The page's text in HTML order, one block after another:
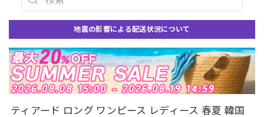
地震の影響による配送状況について
ティアード ロング ワンピース レディース 春夏 韓国